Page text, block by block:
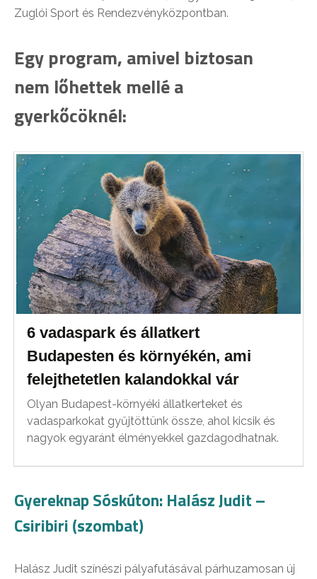
Zuglói Sport és Rendezvényközpontban.
Egy program, amivel biztosan
nem lőhettek mellé a
gyerkőcöknél:
6 vadaspark és állatkert
Budapesten és környékén, ami
felejthetetlen kalandokkal vár
Olyan Budapest-környéki állatkerteket és
vadasparkokat gyűjtöttünk össze, ahol kicsik és
nagyok egyaránt élményekkel gazdagodhatnak.
Gyereknap Sóskúton: Halász Judit –
Csiribiri (szombat)
Halász Judit színészi pályafutásával párhuzamosan új